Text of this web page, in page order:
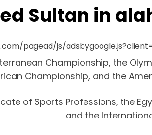
Sultan in
pagead/js/
Championship, the
Championship, and the
of Sports Professions, the
and the